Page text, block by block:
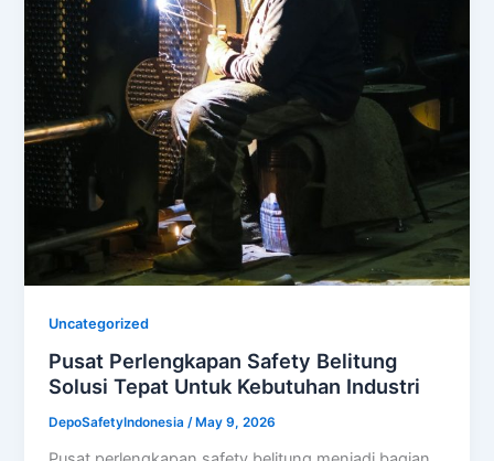
Uncategorized
Pusat Perlengkapan Safety Belitung
Solusi Tepat Untuk Kebutuhan Industri
DepoSafetyIndonesia/ May 9, 2026